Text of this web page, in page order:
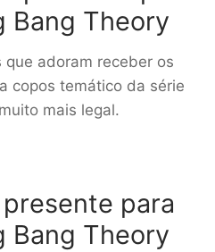
Bang Theory
adoram receber os
copos temático da série
mais legal.
para
Bang Theory